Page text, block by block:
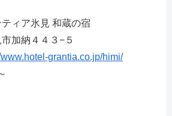
ィア氷見 和蔵の宿
加納４４３−５
www.hotel-grantia.co.jp/himi/